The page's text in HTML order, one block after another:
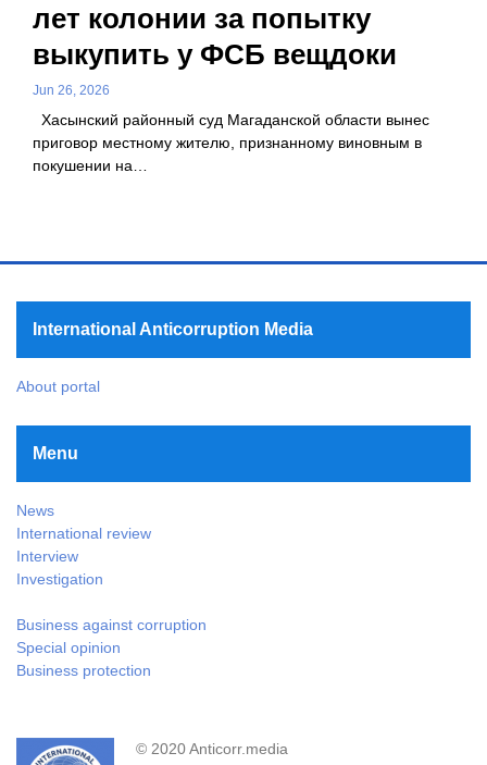
лет колонии за попытку
выкупить у ФСБ вещдоки
Jun 26, 2026
Хасынский районный суд Магаданской области вынес
приговор местному жителю, признанному виновным в
покушении на…
International Anticorruption Media
About portal
Menu
News
International review
Interview
Investigation
Business against corruption
Special opinion
Business protection
© 2020 Anticorr.media